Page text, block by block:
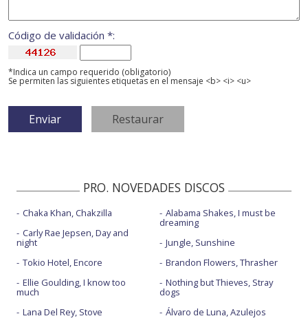
Código de validación *:
*Indica un campo requerido (obligatorio)
Se permiten las siguientes etiquetas en el mensaje <b> <i> <u>
PRO. NOVEDADES DISCOS
Chaka Khan, Chakzilla
Carly Rae Jepsen, Day and
night
Tokio Hotel, Encore
Ellie Goulding, I know too
much
Lana Del Rey, Stove
Alabama Shakes, I must be
dreaming
Jungle, Sunshine
Brandon Flowers, Thrasher
Nothing but Thieves, Stray
dogs
Álvaro de Luna, Azulejos